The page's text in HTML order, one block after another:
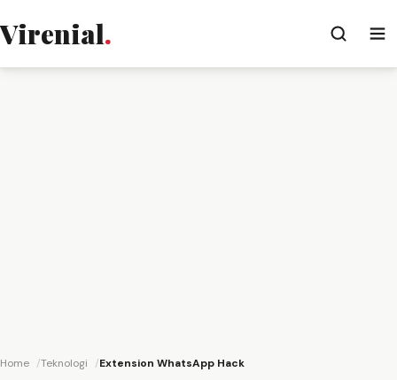
Virenial.
Home Teknologi Extension WhatsApp Hack